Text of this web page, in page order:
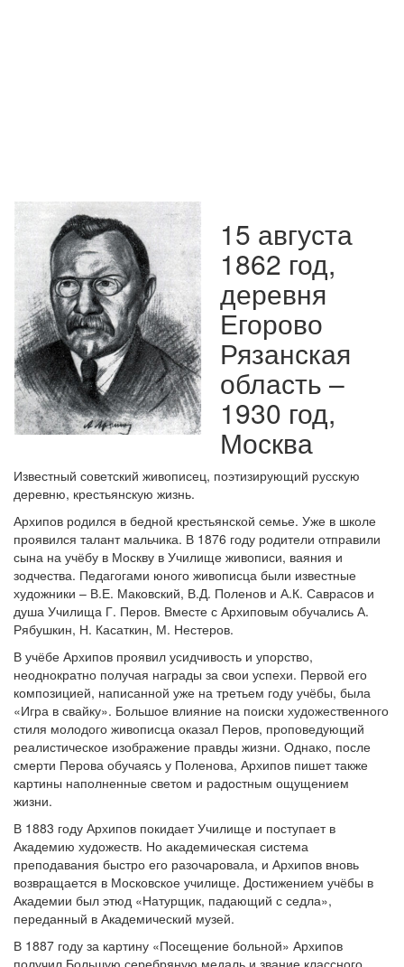
15 августа
1862 год,
деревня
Егорово
Рязанская
область –
1930 год,
Москва
Известный советский живописец, поэтизирующий русскую
деревню, крестьянскую жизнь.
Архипов родился в бедной крестьянской семье. Уже в школе
проявился талант мальчика. В 1876 году родители отправили
сына на учёбу в Москву в Училище живописи, ваяния и
зодчества. Педагогами юного живописца были известные
художники – В.Е. Маковский, В.Д. Поленов и А.К. Саврасов и
душа Училища Г. Перов. Вместе с Архиповым обучались А.
Рябушкин, Н. Касаткин, М. Нестеров.
В учёбе Архипов проявил усидчивость и упорство,
неоднократно получая награды за свои успехи. Первой его
композицией, написанной уже на третьем году учёбы, была
«Игра в свайку». Большое влияние на поиски художественного
стиля молодого живописца оказал Перов, проповедующий
реалистическое изображение правды жизни. Однако, после
смерти Перова обучаясь у Поленова, Архипов пишет также
картины наполненные светом и радостным ощущением
жизни.
В 1883 году Архипов покидает Училище и поступает в
Академию художеств. Но академическая система
преподавания быстро его разочаровала, и Архипов вновь
возвращается в Московское училище. Достижением учёбы в
Академии был этюд «Натурщик, падающий с седла»,
переданный в Академический музей.
В 1887 году за картину «Посещение больной» Архипов
получил Большую серебряную медаль и звание классного